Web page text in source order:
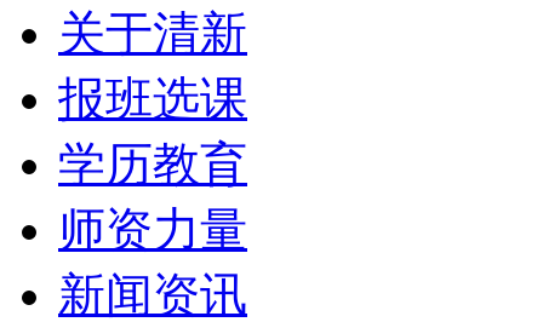
关于清新
报班选课
学历教育
师资力量
新闻资讯